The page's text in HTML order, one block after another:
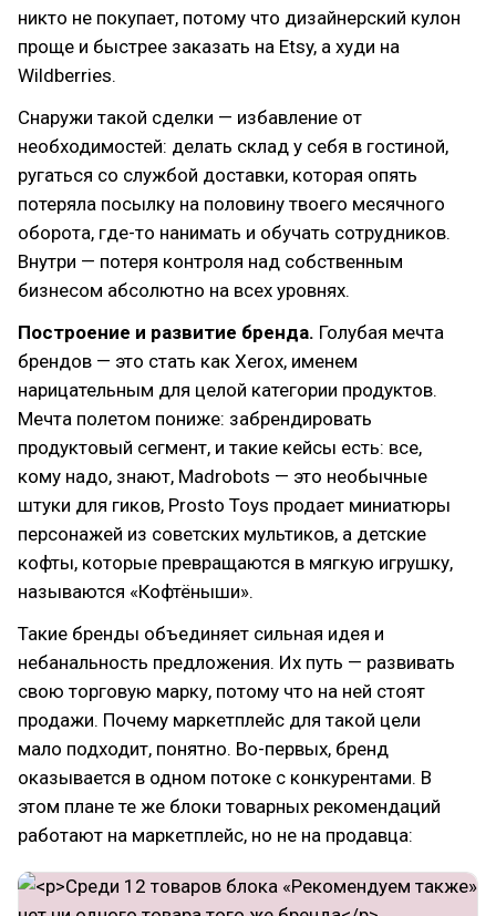
никто не покупает, потому что дизайнерский кулон
проще и быстрее заказать на Etsy, а худи на
Wildberries.
Снаружи такой сделки — избавление от
необходимостей: делать склад у себя в гостиной,
ругаться со службой доставки, которая опять
потеряла посылку на половину твоего месячного
оборота, где-то нанимать и обучать сотрудников.
Внутри — потеря контроля над собственным
бизнесом абсолютно на всех уровнях.
Построение и развитие бренда. Голубая мечта
брендов — это стать как Xerox, именем
нарицательным для целой категории продуктов.
Мечта полетом пониже: забрендировать
продуктовый сегмент, и такие кейсы есть: все,
кому надо, знают, Madrobots — это необычные
штуки для гиков, Prosto Toys продает миниатюры
персонажей из советских мультиков, а детские
кофты, которые превращаются в мягкую игрушку,
называются «Кофтёныши».
Такие бренды объединяет сильная идея и
небанальность предложения. Их путь — развивать
свою торговую марку, потому что на ней стоят
продажи. Почему маркетплейс для такой цели
мало подходит, понятно. Во-первых, бренд
оказывается в одном потоке с конкурентами. В
этом плане те же блоки товарных рекомендаций
работают на маркетплейс, но не на продавца: